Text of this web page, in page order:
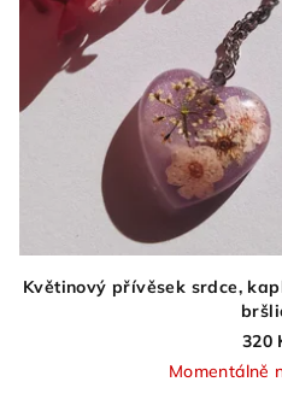
Květinový přívěsek srdce,
320
Momentálně